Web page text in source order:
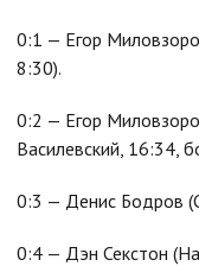
0:1 — Егор
8:30).
0:2 — Егор
Василевский, 16:34,
0:3 — Денис Бодров
0:4 — Дэн Секстон